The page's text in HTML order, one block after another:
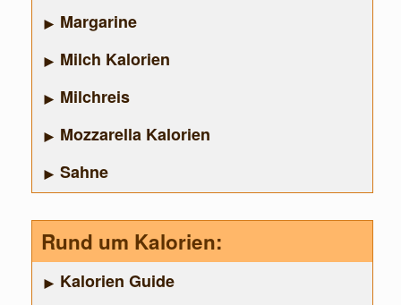
Margarine
Milch Kalorien
Milchreis
Mozzarella Kalorien
Sahne
Rund um Kalorien:
Kalorien Guide